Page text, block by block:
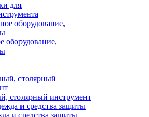
для
оборудование,
столярный инструмент
и средства защиты